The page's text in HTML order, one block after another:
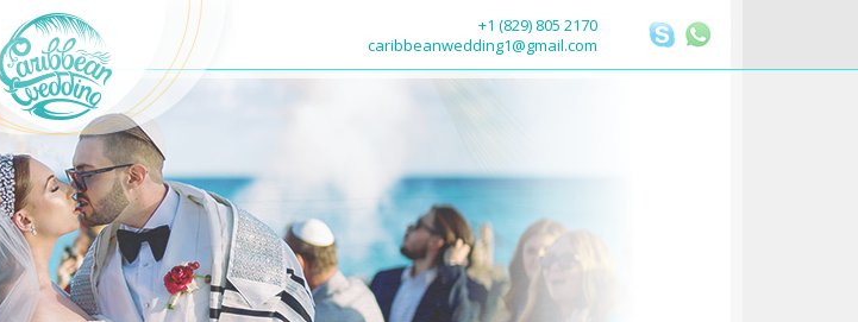
+1 (829) 805 2170
caribbeanwedding1@gmail.com